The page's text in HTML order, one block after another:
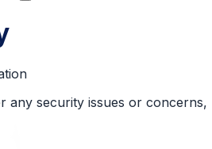
any security issues or